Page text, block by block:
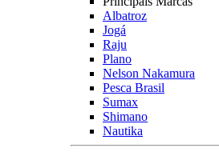
Albatroz
Jogá
Raju
Plano
Nelson Nakamura
Pesca Brasil
Sumax
Shimano
Nautika